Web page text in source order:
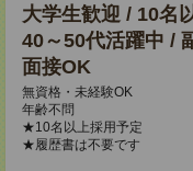
大学生歓迎 / 10名
40～50代活躍中 /
面接OK
無資格・未経験OK
年齢不問
★10名以上採用予定
★履歴書は不要です